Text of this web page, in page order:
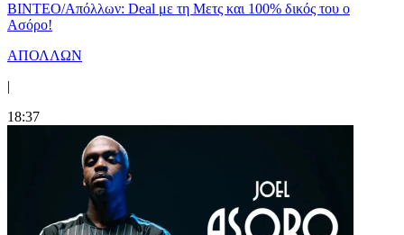
ΒΙΝΤΕΟ/Απόλλων: Deal με τη Μετς και 100% δικός του ο
Ασόρο!
ΑΠΟΛΛΩΝ
|
18:37